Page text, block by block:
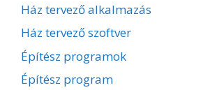
Ház tervező alkalmazás
Ház tervező szoftver
Építész programok
Építész program